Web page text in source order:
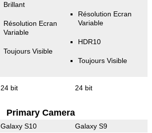
Brillant
Résolution Ecran
Variable
Toujours Visible
Résolution Ecran
Variable
HDR10
Toujours Visible
24 bit 24 bit
Primary Camera
Galaxy S10 Galaxy S9